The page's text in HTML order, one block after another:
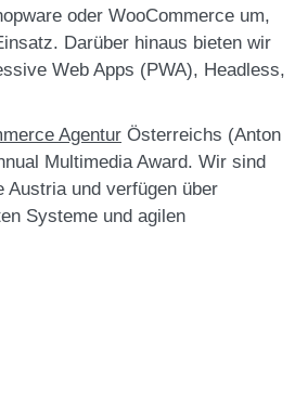
oder WooCommerce um,
Darüber hinaus bieten wir
Web Apps (PWA), Headless,
Agentur Österreichs (Anton
Multimedia Award. Wir sind
und verfügen über
Systeme und agilen